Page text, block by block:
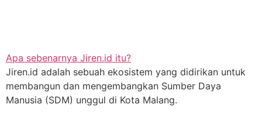
Apa sebenarnya Jiren.id itu?
Jiren.id adalah sebuah ekosistem yang didirikan untuk
membangun dan mengembangkan Sumber Daya
Manusia (SDM) unggul di Kota Malang.